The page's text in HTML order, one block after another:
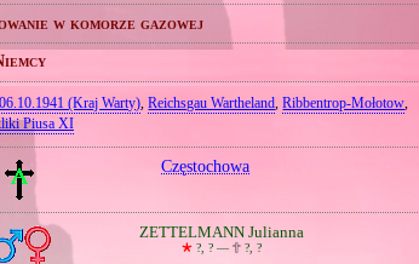
w komorze gazowej
(Kraj Warty),Reichsgau Wartheland,Ribbentrop‐Mołotow,
Piusa XI
Częstochowa
ZETTELMANN Julianna
🞲 ?, ? —🕆 ?, ?